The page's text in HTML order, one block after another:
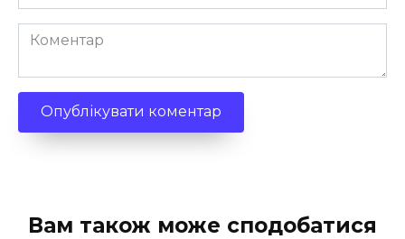
*
Коментар
Вам також може сподобатися